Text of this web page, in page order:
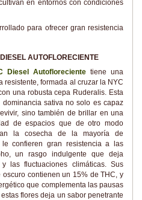
en entornos con condiciones
para ofrecer gran resistencia
AUTOFLORECIENTE
Diesel Autofloreciente tiene una
resistente, formada al cruzar la NYC
una robusta cepa Ruderalis. Esta
dominancia sativa no solo es capaz
sino también de brillar en una
de espacios que de otro modo
la cosecha de la mayoría de
confieren gran resistencia a las
un rasgo indulgente que deja
las fluctuaciones climáticas. Sus
contienen un 15% de THC, y
que complementa las pausas
flores deja un sabor penetrante